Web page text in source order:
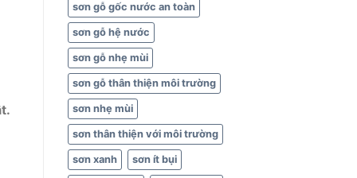
sơn gỗ gốc nước an toàn
sơn gỗ hệ nước
sơn gỗ nhẹ mùi
sơn gỗ thân thiện môi trường
sơn nhẹ mùi
sơn thân thiện với môi trường
sơn xanh sơn ít bụi